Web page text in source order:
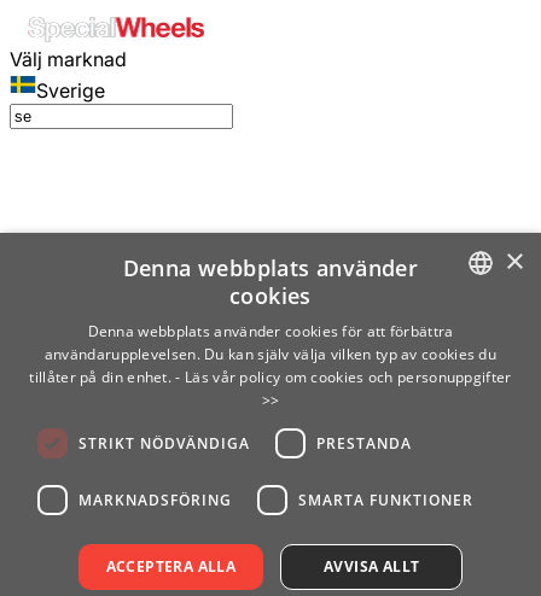
Välj marknad
Sverige
SWEDISH
×
Denna webbplats använder
cookies
Denna webbplats använder cookies för att förbättra
användarupplevelsen. Du kan själv välja vilken typ av cookies du
tillåter på din enhet. - Läs vår policy om cookies och personuppgifter
>>
STRIKT NÖDVÄNDIGA PRESTANDA
MARKNADSFÖRING SMARTA FUNKTIONER
ACCEPTERA ALLA AVVISA ALLT